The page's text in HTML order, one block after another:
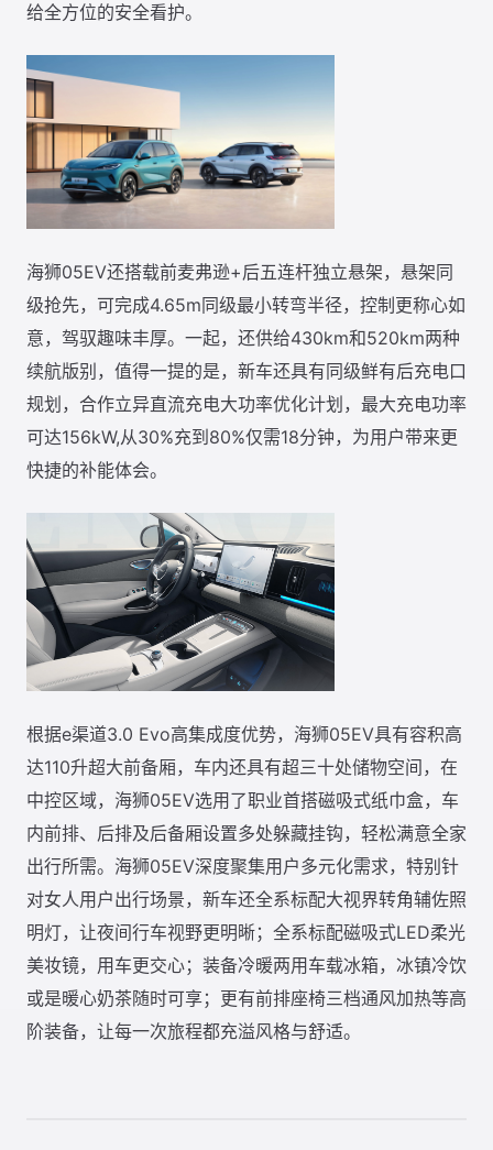
给全方位的安全看护。
海狮05EV还搭载前麦弗逊+后五连杆独立悬架，悬架同
级抢先，可完成4.65m同级最小转弯半径，控制更称心如
意，驾驭趣味丰厚。一起，还供给430km和520km两种
续航版别，值得一提的是，新车还具有同级鲜有后充电口
规划，合作立异直流充电大功率优化计划，最大充电功率
可达156kW,从30%充到80%仅需18分钟，为用户带来更
快捷的补能体会。
根据e渠道3.0 Evo高集成度优势，海狮05EV具有容积高
达110升超大前备厢，车内还具有超三十处储物空间，在
中控区域，海狮05EV选用了职业首搭磁吸式纸巾盒，车
内前排、后排及后备厢设置多处躲藏挂钩，轻松满意全家
出行所需。海狮05EV深度聚集用户多元化需求，特别针
对女人用户出行场景，新车还全系标配大视界转角辅佐照
明灯，让夜间行车视野更明晰；全系标配磁吸式LED柔光
美妆镜，用车更交心；装备冷暖两用车载冰箱，冰镇冷饮
或是暖心奶茶随时可享；更有前排座椅三档通风加热等高
阶装备，让每一次旅程都充溢风格与舒适。